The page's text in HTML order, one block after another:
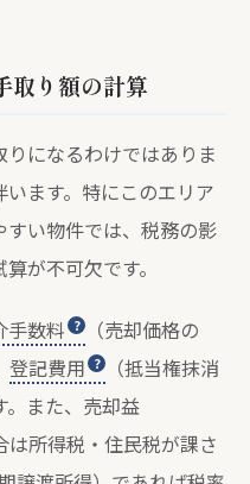
取り額の計算
りになるわけではありま
ます。特にこのエリア
い物件では、税務の影
が不可欠です。
手数料
（売却価格の
登記費用
（抵当権抹消
。また、売却益
は所得税・住民税が課さ